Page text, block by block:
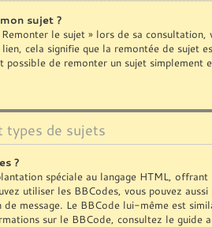
sujet ?
le sujet » lors de sa consultation,
cela signifie que la remontée de sujet
de remonter un sujet simplement
types de sujets
?
spéciale au langage HTML,
utiliser les BBCodes, vous pouvez
message. Le BBCode lui-même est
sur le BBCode, consultez le guide